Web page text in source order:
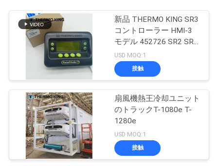
新品 THERMO KING SR3
コントローラー HMI-3
モデル 452726 SR2 SR3
SR4 修理サービス付き
USD MOQ:1
接触
扇風機熱王冷却ユニット
のトラックT-1080e T-
1280e
USD MOQ:1
接触